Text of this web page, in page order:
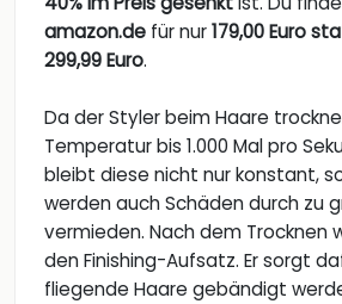
amazon.de für nur179,00 Euro
299,99 Euro.
Da der Styler beim Haare
Temperatur bis 1.000 Mal pro
bleibt diese nicht nur konstant,
werden auch Schäden durch zu
vermieden. Nach dem Trocknen
den Finishing-Aufsatz. Er sorgt
fliegende Haare gebändigt